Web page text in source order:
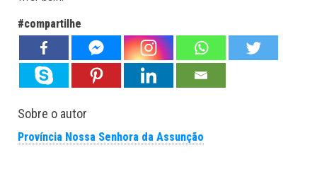
#compartilhe
Sobre o autor
Província Nossa Senhora da Assunção